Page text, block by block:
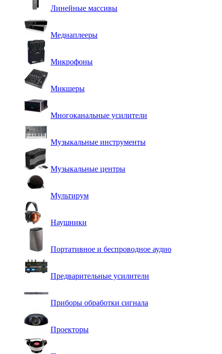
Линейные массивы
Медиаплееры
Микрофоны
Микшеры
Многоканальные усилители
Музыкальные инструменты
Музыкальные центры
Мультирум
Наушники
Портативное и беспроводное аудио
Предварительные усилители
Приборы обработки сигнала
Проекторы